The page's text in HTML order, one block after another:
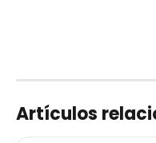
Artículos